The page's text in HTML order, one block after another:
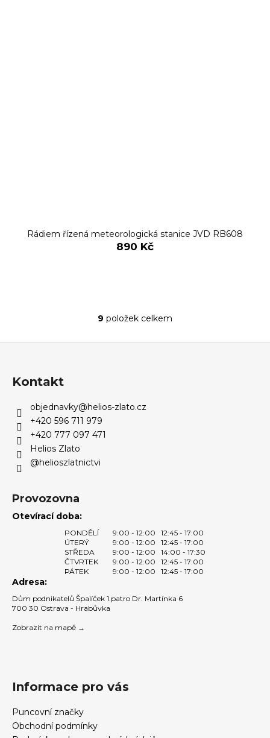
Rádiem řízená meteorologická stanice JVD RB608
890 Kč
O
c
i
s
u
9 položek celkem
Kontakt
objednavky@helios-zlato.cz
+420 596 711 979
+420 777 097 471
Helios Zlato
@helioszlatnictvi
Provozovna
Otevírací doba:
PONDĚLÍ 9:00 - 12:00
12:45 - 17:00
ÚTERÝ
9:00 - 12:00
12:45 - 17:00
STŘEDA
9:00 - 12:00
14:00 - 17:30
ČTVRTEK
9:00 - 12:00
12:45 - 17:00
PÁTEK
9:00 - 12:00 12:45 - 17:00
Adresa:
Dům podnikatelů Špalíček 1.patro Dr. Martínka 6
700 30 Ostrava - Hrabůvka
Zobrazit na mapě →
Informace pro vás
Puncovní značky
Obchodní podmínky